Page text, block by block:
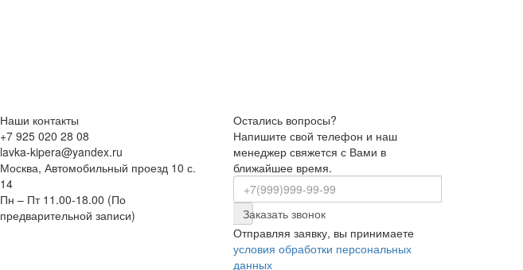
Наши контакты
+7 925 020 28 08
lavka-kipera@yandex.ru
Москва, Автомобильный проезд 10 с.
14
Пн – Пт 11.00-18.00 (По
предварительной записи)
Остались вопросы?
Напишите свой телефон и наш
менеджер свяжется с Вами в
ближайшее время.
Заказать звонок
Отправляя заявку, вы принимаете
условия обработки персональных
данных